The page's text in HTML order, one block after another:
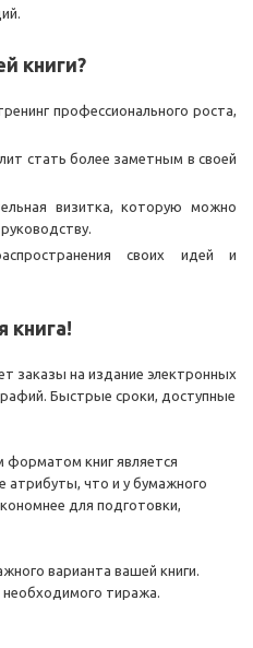
книги?
профессионального роста,
стать более заметным в своей
визитка, которую можно
своих идей и
книга!
заказы на издание электронных
Быстрые сроки, доступные
книг является
атрибуты, что и у бумажного
для подготовки,
варианта вашей книги.
тиража.